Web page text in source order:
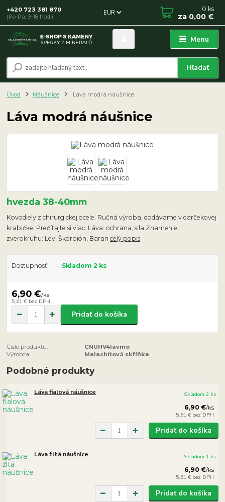
Menu
EUR
Hľadať
+420 723 381 870
(Po-Pá, 9-18 hod.)
0 ks
za 0,00 €
Úvod Náušnice Láva modrá náušnice
Láva modrá náušnice
hvezda 38-40mm
Kovodiely z chirurgickej ocele. Ručná výroba, dodávame v darčekovej
krabičke. Prečítajte si viac: Láva: ochrana, sila Znamenie
zverokruhu: Lev, Škorpión, Barancelý popis
Dostupnosť Skladom 2 ks
6,90 €/ks
5,61 € bez DPH
Pridať do košíka
Číslo produktu:
CNUHV4lavmo
Výrobca:
Malachitová skříňka
Podobné produkty
Láva fialová náušnice
6,90 €/ks
5,61 € bez DPH
Skladom 2 ks
Pridať do košíka
Láva žltá náušnice
6,90 €/ks
5,61 € bez DPH
Skladom 1 ks
Pridať do košíka